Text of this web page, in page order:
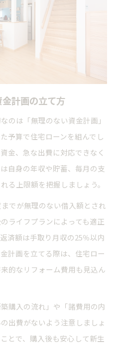
計画の立て方
のは「無理のない資金計画」
予算で住宅ローンを組んでし
金、急な出費に対応できなく
自身の年収や貯蓄、毎月の支
る上限額を把握しましょう。
でが無理のない借入額とされ
ライフプランによっても適正
済額は手取り月収の25％以内
計画を立てる際は、住宅ロー
的なリフォーム費用も見込ん
購入の流れ」や「諸費用の内
出費がないよう注意しましょ
とで、購入後も安心して新生